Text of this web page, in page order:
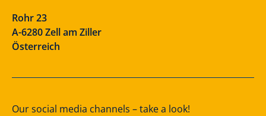
Rohr 23
A-6280 Zell am Ziller
Österreich
Our social media channels – take a look!